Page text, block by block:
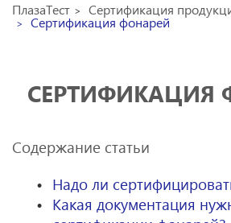
ПлазаТест Сертификация
Сертификация фонарей
СЕРТИФИКАЦИЯ
Содержание статьи
Надо ли
Какая документация